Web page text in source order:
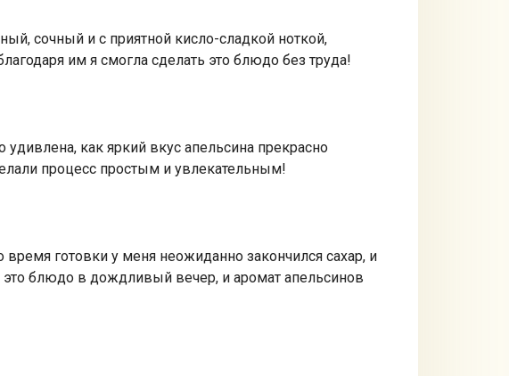
сочный и с приятной кисло-сладкой ноткой,
им я смогла сделать это блюдо без труда!
как яркий вкус апельсина прекрасно
процесс простым и увлекательным!
готовки у меня неожиданно закончился сахар, и
это блюдо в дождливый вечер, и аромат апельсинов